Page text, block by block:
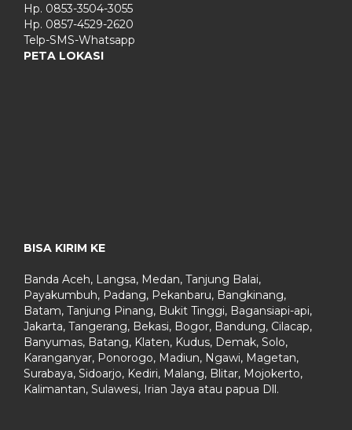
Hp. 0853-3504-3055
Hp. 0857-4529-2620
Telp-SMS-Whatsapp
PETA LOKASI
BISA KIRIM KE
Banda Aceh, Langsa, Medan, Tanjung Balai,
Payakumbuh, Padang, Pekanbaru, Bangkinang,
Batam, Tanjung Pinang, Bukit Tinggi, Bagansiapi-api,
Jakarta, Tangerang, Bekasi, Bogor, Bandung, Cilacap,
Banyumas, Batang, Klaten, Kudus, Demak, Solo,
Karanganyar, Ponorogo, Madiun, Ngawi, Magetan,
Surabaya, Sidoarjo, Kediri, Malang, Blitar, Mojokerto,
Kalimantan, Sulawesi, Irian Jaya atau papua Dll.